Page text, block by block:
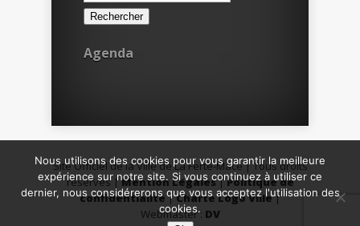
Agenda
Site Officiel de la Ville de La Ferté-Macé | Tous droits
réservés |Mention Légales|Politique de
confidentialité|Charte Logo Ville|
Webmaster : DV
Nous utilisons des cookies pour vous garantir la meilleure
expérience sur notre site. Si vous continuez à utiliser ce
dernier, nous considérerons que vous acceptez l'utilisation des
cookies.